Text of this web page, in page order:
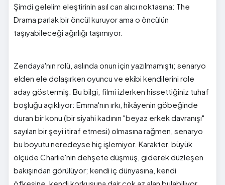
Şimdi gelelim eleştirinin asıl can alıcı noktasına: The
Drama parlak bir öncül kuruyor ama o öncülün
taşıyabileceği ağırlığı taşımıyor.
Zendaya'nın rolü, aslında onun için yazılmamıştı; senaryo
elden ele dolaşırken oyuncu ve ekibi kendilerini role
aday göstermiş. Bu bilgi, filmi izlerken hissettiğiniz tuhaf
boşluğu açıklıyor: Emma'nın ırkı, hikâyenin göbeğinde
duran bir konu (bir siyahi kadının "beyaz erkek davranışı"
sayılan bir şeyi itiraf etmesi) olmasına rağmen, senaryo
bu boyutu neredeyse hiç işlemiyor. Karakter, büyük
ölçüde Charlie'nin dehşete düşmüş, giderek düzleşen
bakışından görülüyor; kendi iç dünyasına, kendi